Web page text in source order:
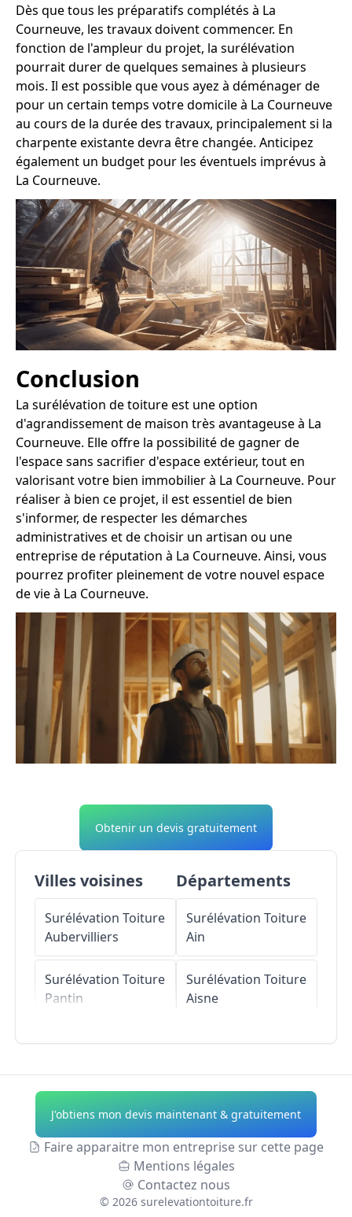
Dès que tous les préparatifs complétés à La
Courneuve, les travaux doivent commencer. En
fonction de l'ampleur du projet, la surélévation
pourrait durer de quelques semaines à plusieurs
mois. Il est possible que vous ayez à déménager de
pour un certain temps votre domicile à La Courneuve
au cours de la durée des travaux, principalement si la
charpente existante devra être changée. Anticipez
également un budget pour les éventuels imprévus à
La Courneuve.
Conclusion
La surélévation de toiture est une option
d'agrandissement de maison très avantageuse à La
Courneuve. Elle offre la possibilité de gagner de
l'espace sans sacrifier d'espace extérieur, tout en
valorisant votre bien immobilier à La Courneuve. Pour
réaliser à bien ce projet, il est essentiel de bien
s'informer, de respecter les démarches
administratives et de choisir un artisan ou une
entreprise de réputation à La Courneuve. Ainsi, vous
pourrez profiter pleinement de votre nouvel espace
de vie à La Courneuve.
Obtenir un devis gratuitement
Villes voisines
Surélévation Toiture
Aubervilliers
Surélévation Toiture
Pantin
Surélévation Toiture
Le Bourget
Surélévation Toiture
Départements
Surélévation Toiture
Ain
Surélévation Toiture
Aisne
Surélévation Toiture
Alpes-de-Haute-
Provence
Surélévation Toiture
Hautes-Alpes
J'obtiens mon devis maintenant & gratuitement
Faire apparaitre mon entreprise sur cette page
Mentions légales
Contactez nous
© 2026 surelevationtoiture.fr